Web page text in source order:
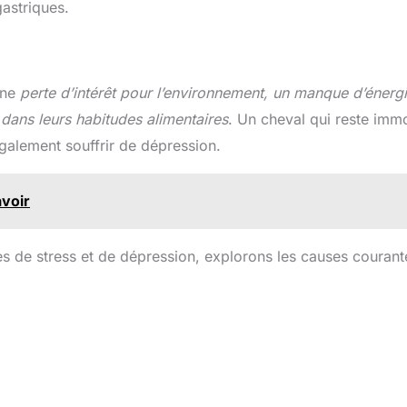
perte d’intérêt pour l’environnement, un manque
leurs habitudes alimentaires. Un cheval qui reste
souffrir de dépression.
de stress et de dépression, explorons les causes